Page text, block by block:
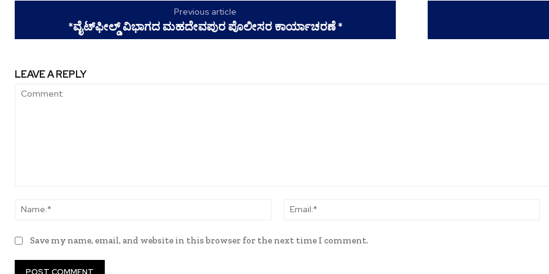
Previous article
*ವೈಟ್‌ಫೀಲ್ಡ್ ವಿಭಾಗದ ಮಹದೇವಪುರ ಪೊಲೀಸರ ಕಾರ್ಯಾಚರಣೆ *
LEAVE A REPLY
Name:*
Save my name, email, and website in this browser for the next time I comment.